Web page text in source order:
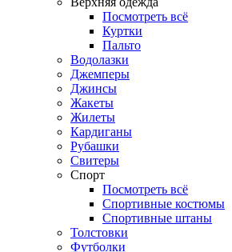
Посмотреть всё
Куртки
Пальто
Водолазки
Джемперы
Джинсы
Жакеты
Жилеты
Кардиганы
Рубашки
Свитеры
Спорт
Посмотреть всё
Спортивные костюмы
Спортивные штаны
Толстовки
Футболки